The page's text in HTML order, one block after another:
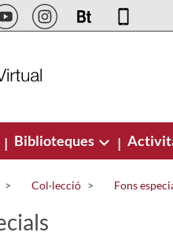
| Biblioteques |
Col·lecció Fons